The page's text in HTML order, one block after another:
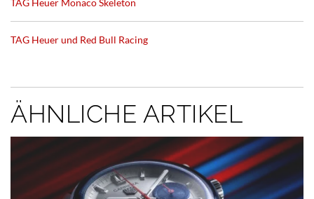
TAG Heuer Monaco Skeleton
TAG Heuer und Red Bull Racing
ÄHNLICHE ARTIKEL